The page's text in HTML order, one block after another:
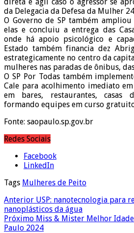
da Delegacia da Defesa da Mulher
O Governo de SP também
elas e concluiu a entrega das
onde há apoio psicológico e
Estado também financia dez
estrategicamente no centro da
mulheres nas paradas de ônibus,
O SP Por Todas também
Cale para acolhimento imediato
em bares, restaurantes, casas
formando equipes em curso
Fonte: saopaulo.sp.gov.br
Redes Sociais
Facebook
LinkedIn
Tags Mulheres de Peito
Anterior USP: nanotecnologia para
nanoplásticos da água
Próximo Miss & Mister Melhor
Paulo 2024